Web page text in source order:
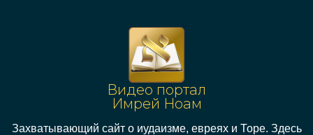
Видео портал
Имрей Ноам
Захватывающий сайт о иудаизме, евреях и Торе. Здесь